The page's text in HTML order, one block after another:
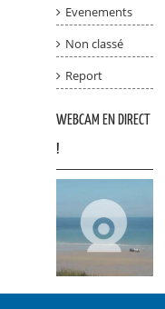
Evenements
Non classé
Report
WEBCAM EN DIRECT
!